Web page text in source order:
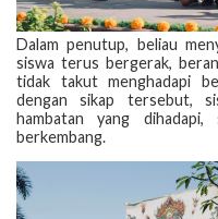
Dalam penutup, beliau
siswa terus bergerak,
tidak takut menghadapi
dengan sikap tersebut,
hambatan yang
berkembang.